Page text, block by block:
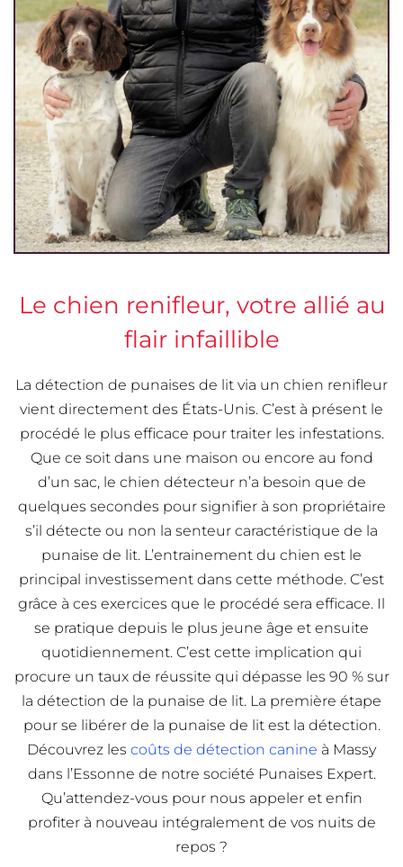
Le chien renifleur, votre allié au
flair infaillible
La détection de punaises de lit via un chien renifleur
vient directement des États-Unis. C’est à présent le
procédé le plus efficace pour traiter les infestations.
Que ce soit dans une maison ou encore au fond
d’un sac, le chien détecteur n’a besoin que de
quelques secondes pour signifier à son propriétaire
s’il détecte ou non la senteur caractéristique de la
punaise de lit. L’entrainement du chien est le
principal investissement dans cette méthode. C’est
grâce à ces exercices que le procédé sera efficace. Il
se pratique depuis le plus jeune âge et ensuite
quotidiennement. C’est cette implication qui
procure un taux de réussite qui dépasse les 90 % sur
la détection de la punaise de lit. La première étape
pour se libérer de la punaise de lit est la détection.
Découvrez les coûts de détection canine à Massy
dans l’Essonne de notre société Punaises Expert.
Qu’attendez-vous pour nous appeler et enfin
profiter à nouveau intégralement de vos nuits de
repos ?